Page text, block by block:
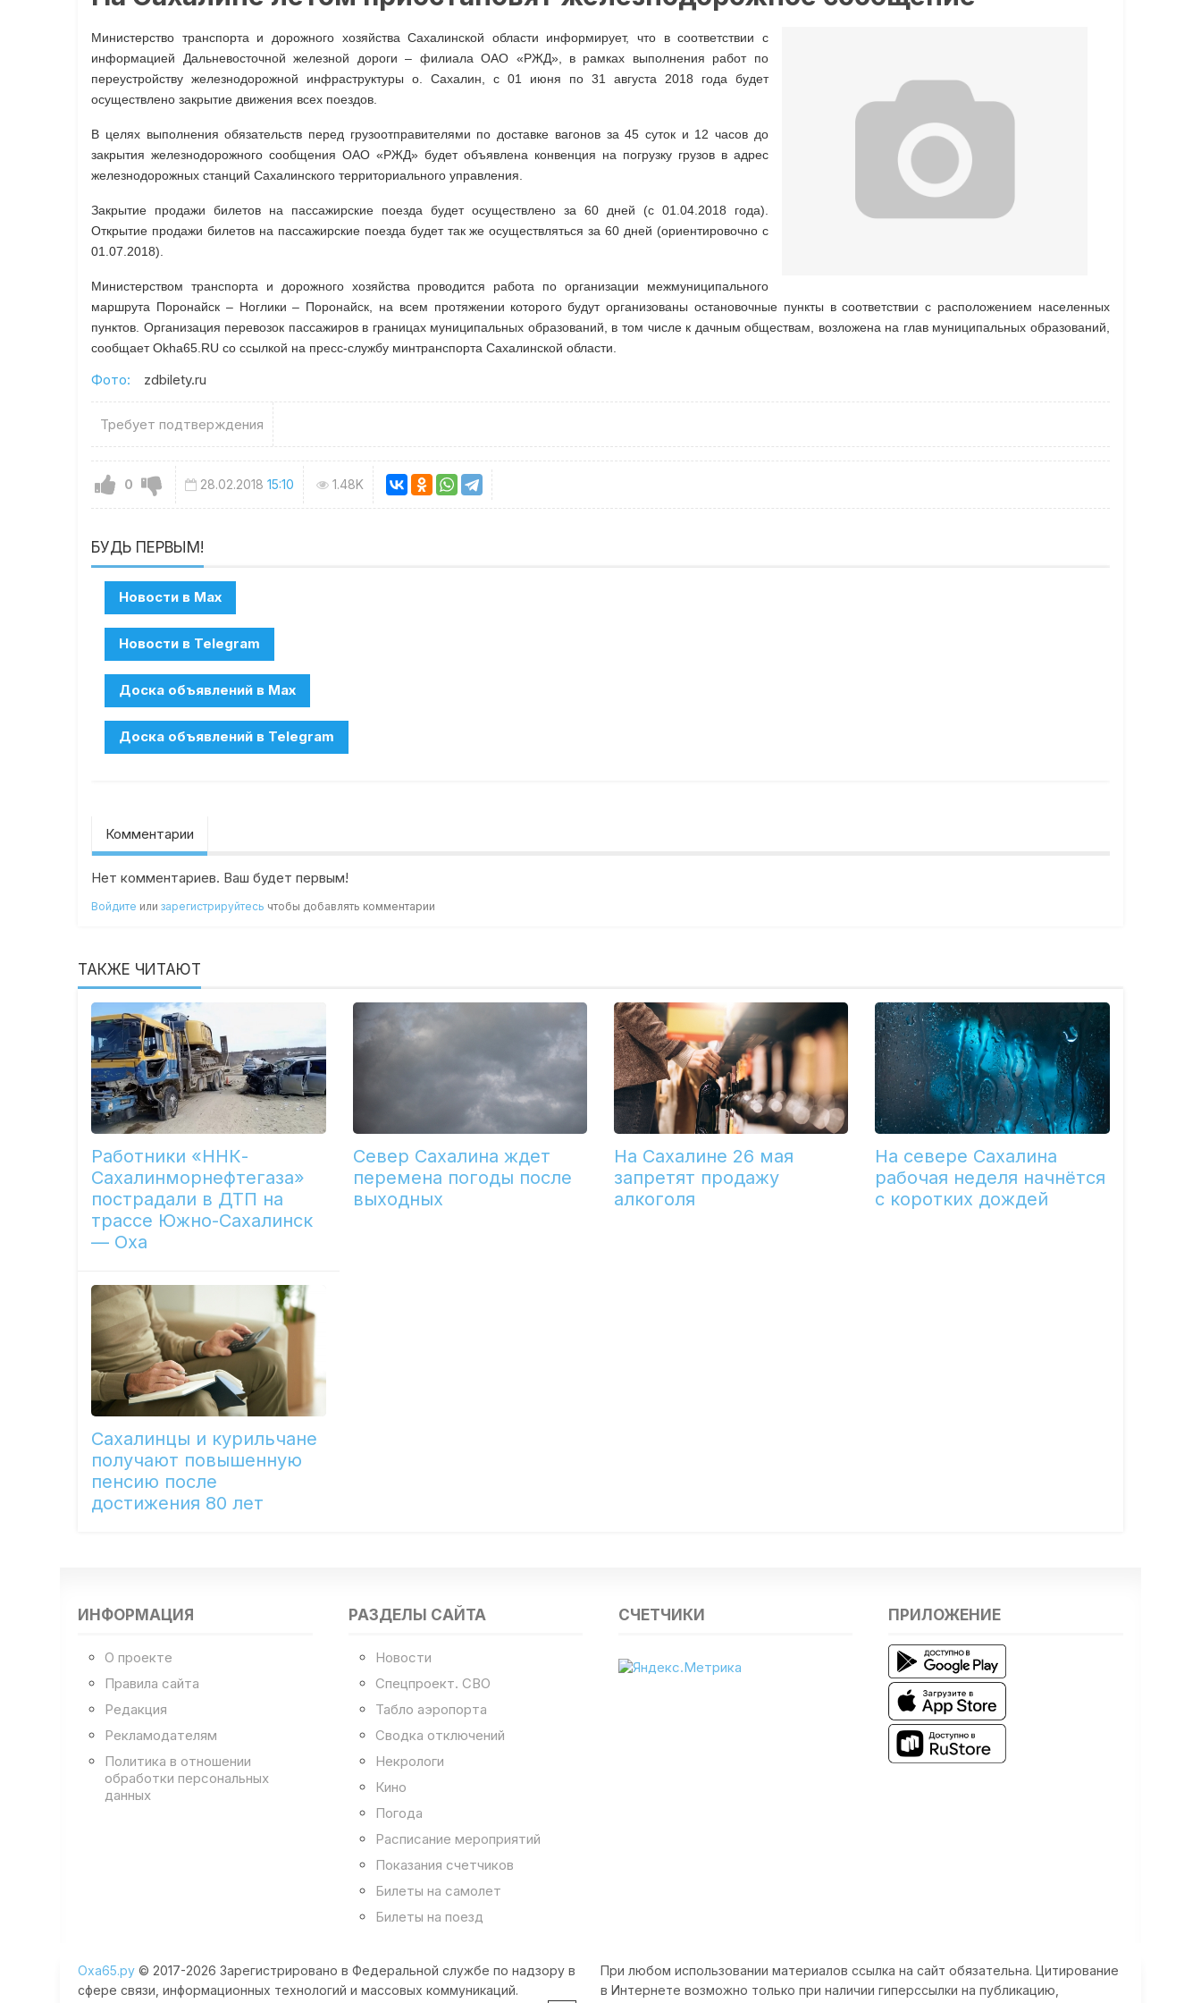
Министерство транспорта и дорожного хозяйства Сахалинской области информирует, что в соответствии с
информацией Дальневосточной железной дороги – филиала ОАО «РЖД», в рамках выполнения работ по
переустройству железнодорожной инфраструктуры о. Сахалин, с 01 июня по 31 августа 2018 года будет
осуществлено закрытие движения всех поездов.
В целях выполнения обязательств перед грузоотправителями по доставке вагонов за 45 суток и 12 часов до
закрытия железнодорожного сообщения ОАО «РЖД» будет объявлена конвенция на погрузку грузов в адрес
железнодорожных станций Сахалинского территориального управления.
Закрытие продажи билетов на пассажирские поезда будет осуществлено за 60 дней (с 01.04.2018 года).
Открытие продажи билетов на пассажирские поезда будет так же осуществляться за 60 дней (ориентировочно с
01.07.2018).
Министерством транспорта и дорожного хозяйства проводится работа по организации межмуниципального
маршрута Поронайск – Ноглики – Поронайск, на всем протяжении которого будут организованы остановочные пункты в соответствии с расположением населенных
пунктов. Организация перевозок пассажиров в границах муниципальных образований, в том числе к дачным обществам, возложена на глав муниципальных образований,
сообщает Okha65.RU со ссылкой на пресс-службу минтранспорта Сахалинской области.
Фото: zdbilety.ru
Требует подтверждения
0 28.02.2018 15:10 1.48K
БУДЬ ПЕРВЫМ!
Комментарии
Нет комментариев. Ваш будет первым!
Войдите илизарегистрируйтесь чтобы добавлять комментарии
ТАКЖЕ ЧИТАЮТ
Работники «ННК-
Сахалинморнефтегаза»
пострадали в ДТП на
трассе Южно-Сахалинск
— Оха
Север Сахалина ждет
перемена погоды после
выходных
На Сахалине 26 мая
запретят продажу
алкоголя
На севере Сахалина
рабочая неделя начнётся
с коротких дождей
Сахалинцы и курильчане
получают повышенную
пенсию после
достижения 80 лет
ИНФОРМАЦИЯ
О проекте
Правила сайта
Редакция
Рекламодателям
Политика в отношении
обработки персональных
данных
РАЗДЕЛЫ САЙТА
Новости
Спецпроект. СВО
Табло аэропорта
Сводка отключений
Некрологи
Кино
Погода
Расписание мероприятий
Показания счетчиков
Билеты на самолет
Билеты на поезд
СЧЕТЧИКИ ПРИЛОЖЕНИЕ
При любом использовании материалов ссылка на сайт обязательна. Цитирование
в Интернете возможно только при наличии гиперссылки на публикацию,
Оха65.ру © 2017-2026 Зарегистрировано в Федеральной службе по надзору в
сфере связи, информационных технологий и массовых коммуникаций.